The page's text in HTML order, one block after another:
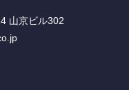
山京ビル302